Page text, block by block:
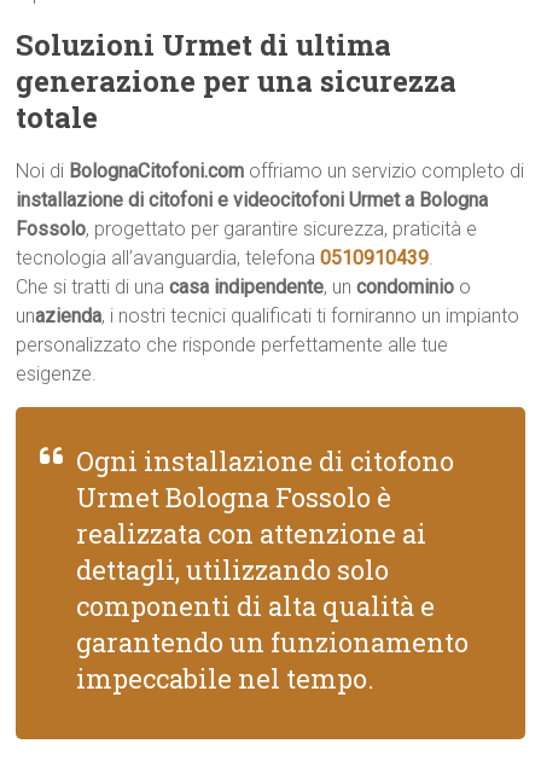
Soluzioni Urmet di ultima
generazione per una sicurezza
totale
Noi di BolognaCitofoni.com offriamo un servizio completo di
installazione di citofoni e videocitofoni Urmet a Bologna
Fossolo, progettato per garantire sicurezza, praticità e
tecnologia all’avanguardia, telefona0510910439.
Che si tratti di unacasa indipendente, uncondominio o
unazienda, i nostri tecnici qualificati ti forniranno un impianto
personalizzato che risponde perfettamente alle tue
esigenze.
Ogni installazione di citofono
Urmet Bologna Fossolo è
realizzata con attenzione ai
dettagli, utilizzando solo
componenti di alta qualità e
garantendo un funzionamento
impeccabile nel tempo.